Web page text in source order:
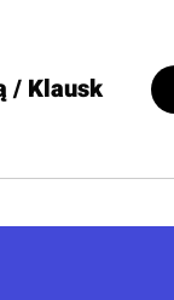
/ Klausk